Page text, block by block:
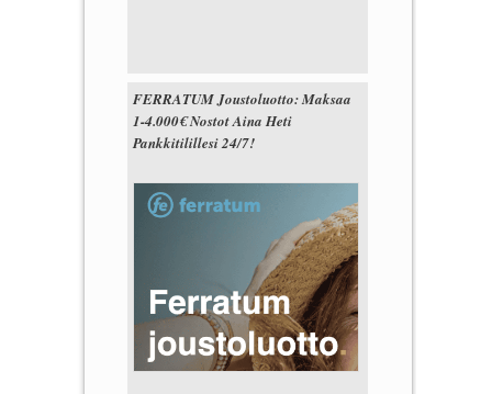
FERRATUM Joustoluotto: Maksaa
1-4.000€ Nostot Aina Heti
Pankkitilillesi 24/7!